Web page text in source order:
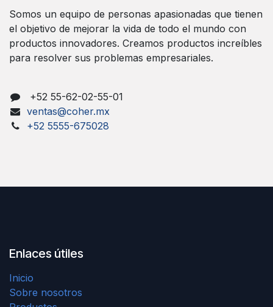
Somos un equipo de personas apasionadas que tienen
el objetivo de mejorar la vida de todo el mundo con
productos innovadores. Creamos productos increíbles
para resolver sus problemas empresariales.
+52 55-62-02-55-01
ventas@coher.mx
+52 5555-675028
Enlaces útiles
Inicio
Sobre nosotros